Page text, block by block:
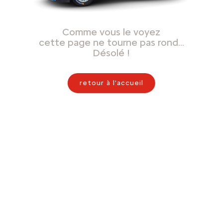
Comme vous le voyez
cette page ne tourne pas rond…
Désolé !
retour à l'accueil